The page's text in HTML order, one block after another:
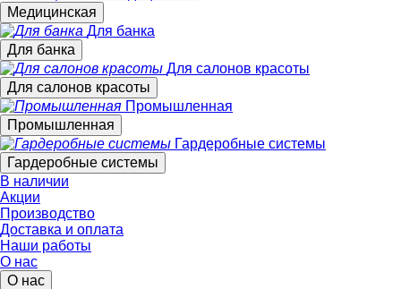
Медицинская
Для банка
Для банка
Для салонов красоты
Для салонов красоты
Промышленная
Промышленная
Гардеробные системы
Гардеробные системы
В наличии
Акции
Производство
Доставка и оплата
Наши работы
О нас
О нас